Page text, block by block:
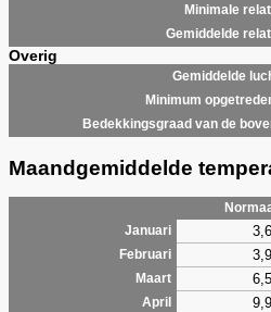
Minimale
Gemiddelde
Overig
Gemiddelde
Minimum
Bedekkingsgraad van de
Maandgemiddelde
Januari
3,6
Februari 3,9
Maart 6,5
April 9,9